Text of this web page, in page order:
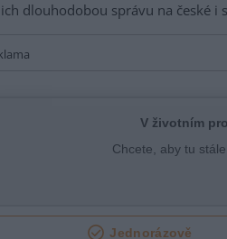
dlouhodobou správu na české i